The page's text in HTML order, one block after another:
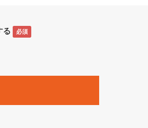
容が変更された場合、変更後のサービスを含
キャンペーンをいいます。
」「ECzine」「Biz/Zine」「HRzine」
る 必須